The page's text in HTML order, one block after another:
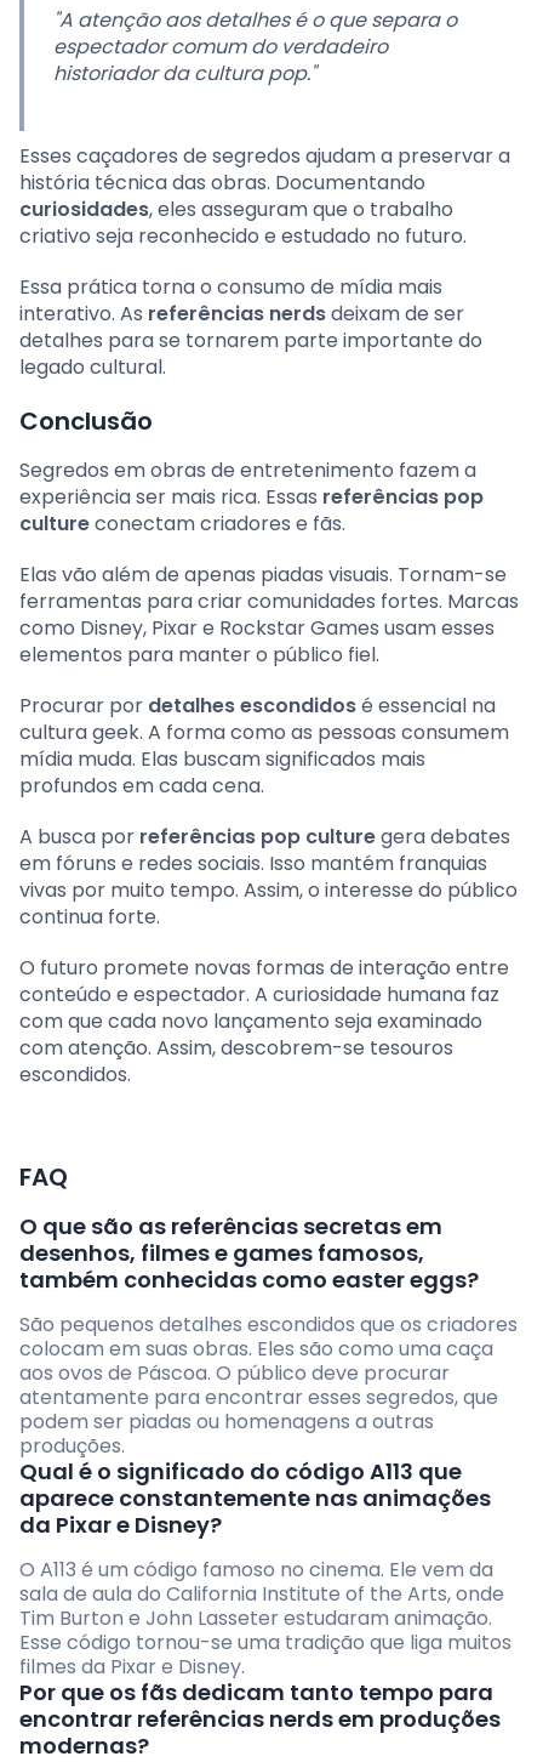
"A atenção aos detalhes é o que separa o
espectador comum do verdadeiro
historiador da cultura pop."
Esses caçadores de segredos ajudam a preservar a
história técnica das obras. Documentando
curiosidades, eles asseguram que o trabalho
criativo seja reconhecido e estudado no futuro.
Essa prática torna o consumo de mídia mais
interativo. As referências nerdsdeixam de ser
detalhes para se tornarem parte importante do
legado cultural.
Conclusão
Segredos em obras de entretenimento fazem a
experiência ser mais rica. Essas referências pop
cultureconectam criadores e fãs.
Elas vão além de apenas piadas visuais. Tornam-se
ferramentas para criar comunidades fortes. Marcas
como Disney, Pixar e Rockstar Games usam esses
elementos para manter o público fiel.
Procurar por detalhes escondidosé essencial na
cultura geek. A forma como as pessoas consumem
mídia muda. Elas buscam significados mais
profundos em cada cena.
A busca por referências pop culturegera debates
em fóruns e redes sociais. Isso mantém franquias
vivas por muito tempo. Assim, o interesse do público
continua forte.
O futuro promete novas formas de interação entre
conteúdo e espectador. A curiosidade humana faz
com que cada novo lançamento seja examinado
com atenção. Assim, descobrem-se tesouros
escondidos.
FAQ
O que são as referências secretas em
desenhos, filmes e games famosos,
também conhecidas como easter eggs?
São pequenos detalhes escondidos que os criadores
colocam em suas obras. Eles são como uma caça
aos ovos de Páscoa. O público deve procurar
atentamente para encontrar esses segredos, que
podem ser piadas ou homenagens a outras
produções.
Qual é o significado do código A113 que
aparece constantemente nas animações
da Pixar e Disney?
O A113 é um código famoso no cinema. Ele vem da
sala de aula do California Institute of the Arts, onde
Tim Burton e John Lasseter estudaram animação.
Esse código tornou-se uma tradição que liga muitos
filmes da Pixar e Disney.
Por que os fãs dedicam tanto tempo para
encontrar referências nerds em produções
modernas?